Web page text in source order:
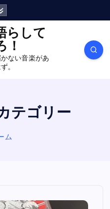
！
ない音楽があ
。
テゴリー
ム